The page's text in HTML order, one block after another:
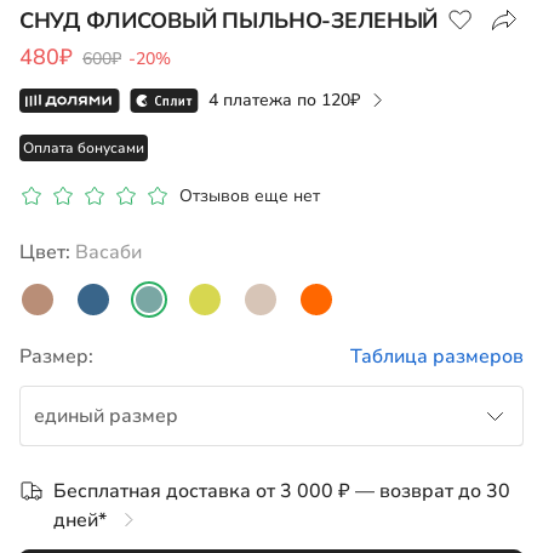
СНУД ФЛИСОВЫЙ ПЫЛЬНО-ЗЕЛЕНЫЙ
480₽ 600₽ -20%
4 платежа по 120
Оплата бонусами
Отзывов еще нет
Цвет: васаби
Размер: Таблица размеров
единый размер
единый размер
Бесплатная доставка от 3 000 ₽ — возврат до 30
дней*
Показать на карте